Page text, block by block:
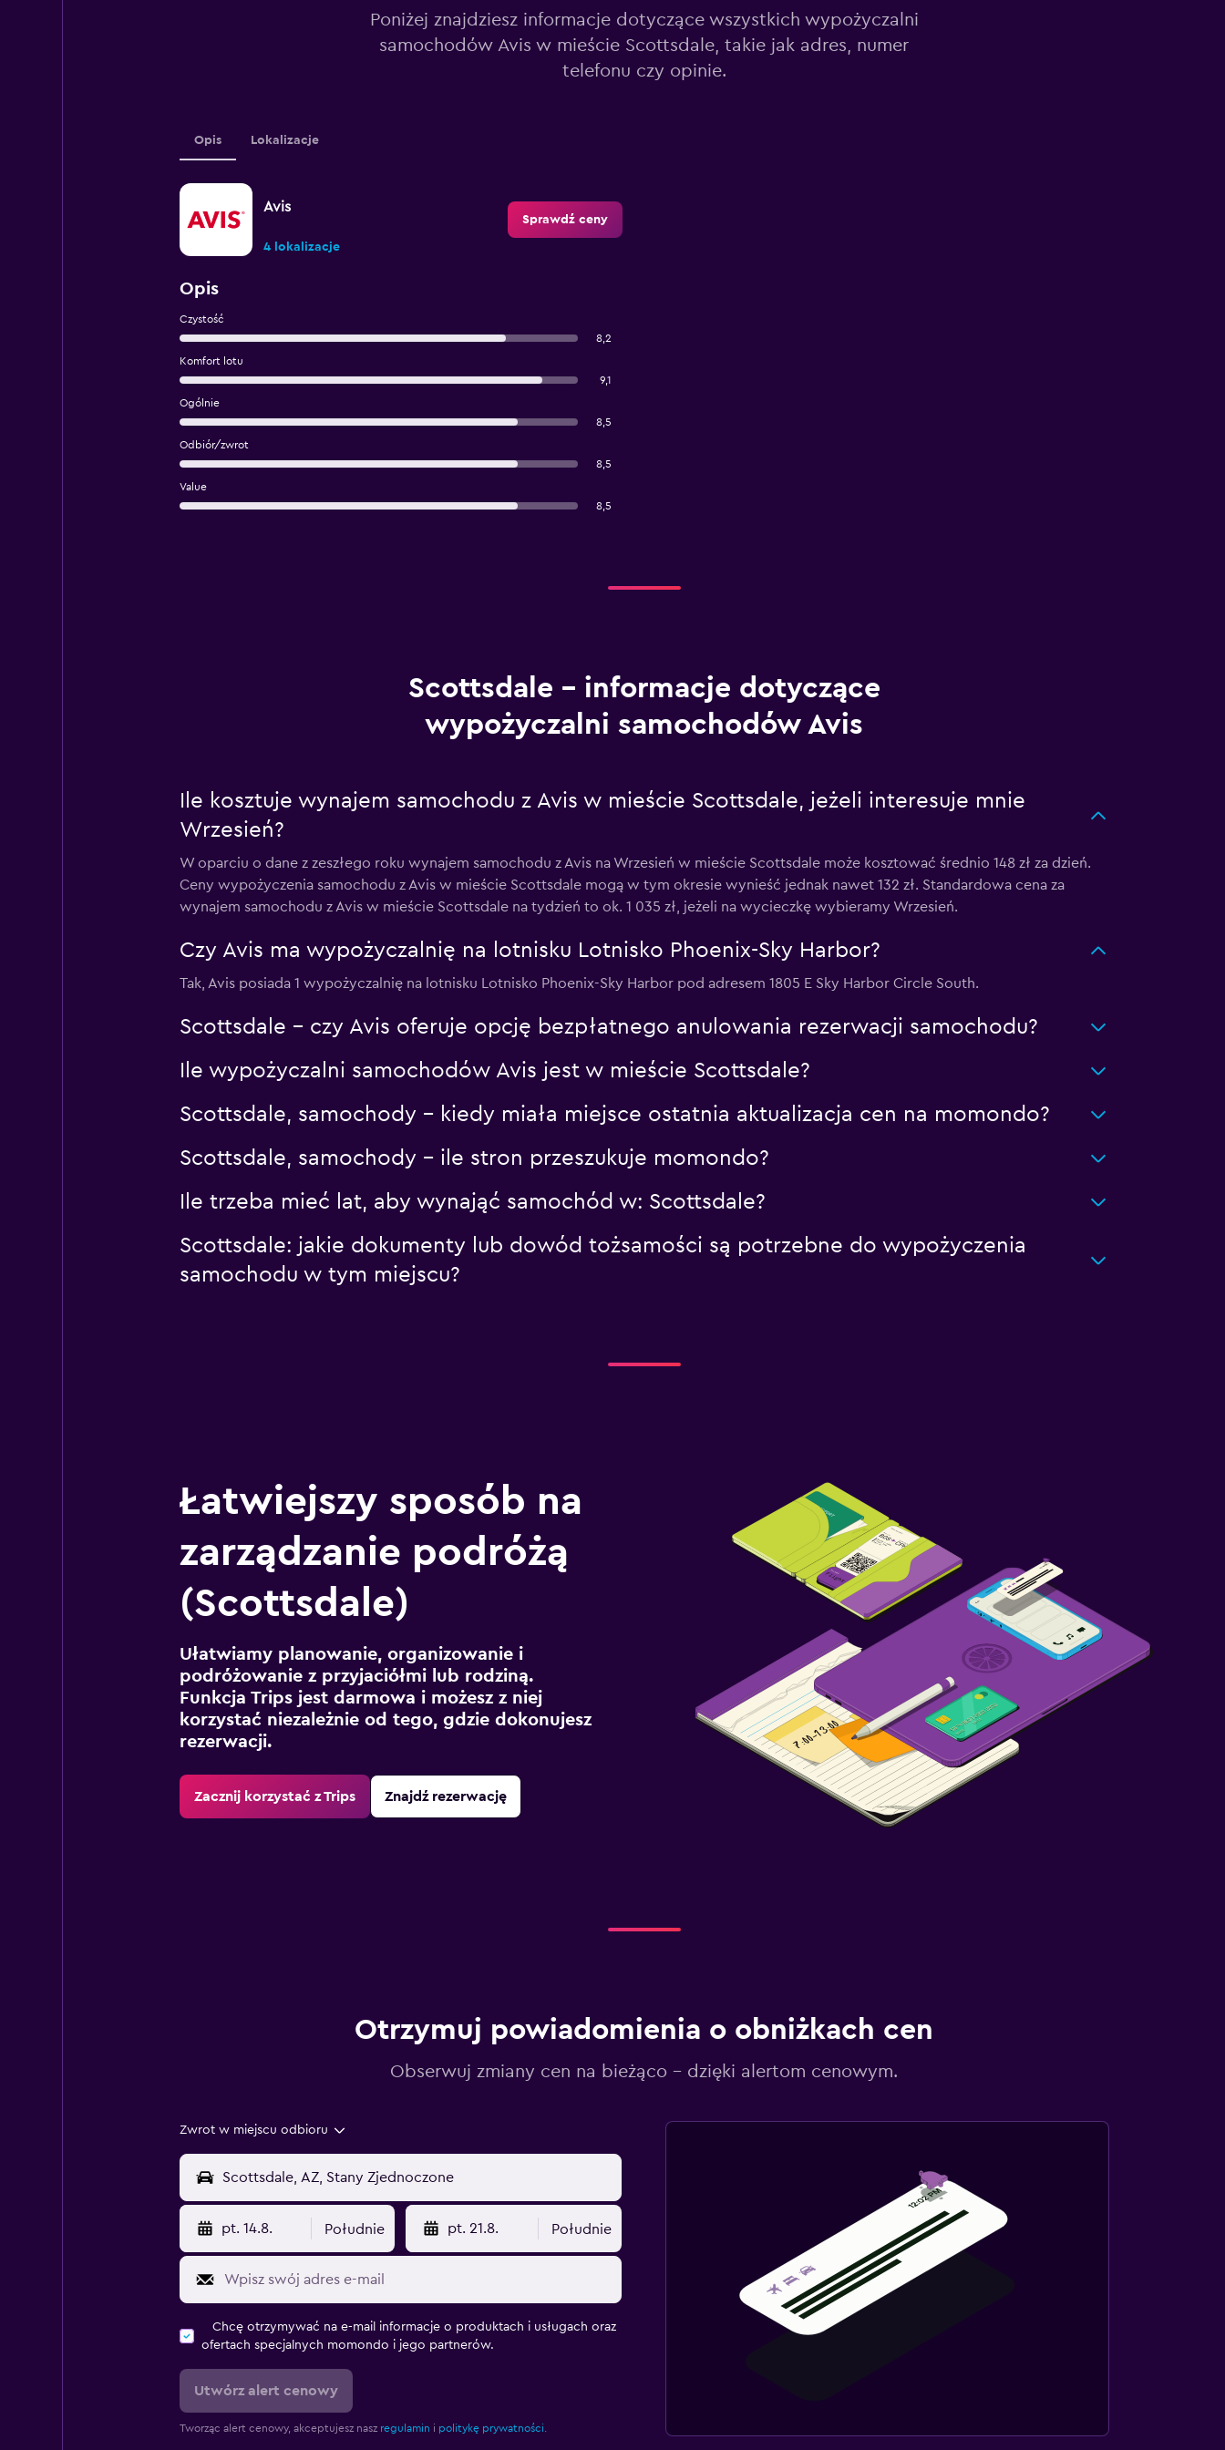
Poniżej znajdziesz informacje dotyczące wszystkich wypożyczalni
samochodów Avis w mieście Scottsdale, takie jak adres, numer
telefonu czy opinie.
Opis Lokalizacje
Avis
4 lokalizacje
Sprawdź ceny
Opis
Czystość
8,2
Komfort lotu
9,1
Ogólnie
8,5
Odbiór/zwrot
8,5
Value
8,5
Scottsdale – informacje dotyczące
wypożyczalni samochodów Avis
Ile kosztuje wynajem samochodu z Avis w mieście Scottsdale, jeżeli interesuje mnie
Wrzesień?
W oparciu o dane z zeszłego roku wynajem samochodu z Avis na Wrzesień w mieście Scottsdale może kosztować średnio 148 zł za dzień.
Ceny wypożyczenia samochodu z Avis w mieście Scottsdale mogą w tym okresie wynieść jednak nawet 132 zł. Standardowa cena za
wynajem samochodu z Avis w mieście Scottsdale na tydzień to ok. 1 035 zł, jeżeli na wycieczkę wybieramy Wrzesień.
Czy Avis ma wypożyczalnię na lotnisku Lotnisko Phoenix-Sky Harbor?
Tak, Avis posiada 1 wypożyczalnię na lotnisku Lotnisko Phoenix-Sky Harbor pod adresem 1805 E Sky Harbor Circle South.
Scottsdale – czy Avis oferuje opcję bezpłatnego anulowania rezerwacji samochodu?
Ile wypożyczalni samochodów Avis jest w mieście Scottsdale?
Scottsdale, samochody – kiedy miała miejsce ostatnia aktualizacja cen na momondo?
Scottsdale, samochody – ile stron przeszukuje momondo?
Ile trzeba mieć lat, aby wynająć samochód w: Scottsdale?
Scottsdale: jakie dokumenty lub dowód tożsamości są potrzebne do wypożyczenia
samochodu w tym miejscu?
Łatwiejszy sposób na
zarządzanie podróżą
(Scottsdale)
Ułatwiamy planowanie, organizowanie i
podróżowanie z przyjaciółmi lub rodziną.
Funkcja Trips jest darmowa i możesz z niej
korzystać niezależnie od tego, gdzie dokonujesz
rezerwacji.
Zacznij korzystać z Trips Znajdź rezerwację
Otrzymuj powiadomienia o obniżkach cen
Obserwuj zmiany cen na bieżąco – dzięki alertom cenowym.
Zwrot w miejscu odbioru
pt. 14.8. Południe pt. 21.8. Południe
Chcę otrzymywać na e-mail informacje o produktach i usługach oraz
ofertach specjalnych momondo i jego partnerów.
Utwórz alert cenowy
Tworząc alert cenowy, akceptujesz nasz regulamin i politykę prywatności.